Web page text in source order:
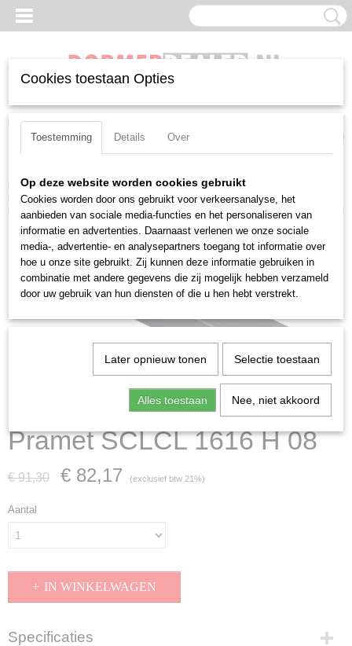
Inloggen Registreren UW WINKELWAGEN
Home >Beitels>Positief>CC(GT)/CC(MT)>Uitwendig
SCLCL 1616 H 08
Pramet SCLCL 1616 H 08
€ 91,30 € 82,17 (exclusief btw 21%)
Aantal
IN WINKELWAGEN
Specificaties
Cookies toestaan Opties
Toestemming Details Over
Op deze website worden cookies gebruikt
Cookies worden door ons gebruikt voor verkeersanalyse, het
aanbieden van sociale media-functies en het personaliseren van
informatie en advertenties. Daarnaast verlenen we onze sociale
media-, advertentie- en analysepartners toegang tot informatie over
hoe u onze site gebruikt. Zij kunnen deze informatie gebruiken in
combinatie met andere gegevens die zij mogelijk hebben verzameld
door uw gebruik van hun diensten of die u hen hebt verstrekt.
Later opnieuw tonen Selectie toestaan
Alles toestaan Nee, niet akkoord